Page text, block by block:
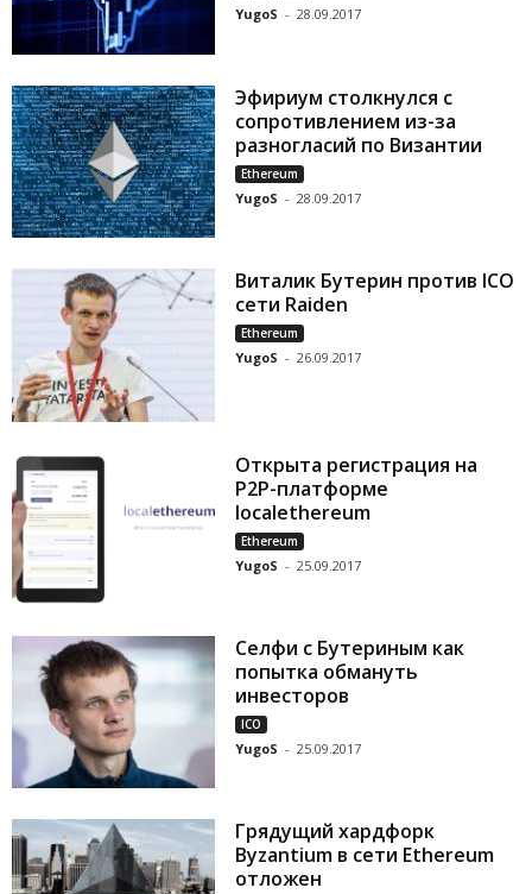
YugoS - 28.09.2017
Эфириум столкнулся с
сопротивлением из-за
разногласий по Византии
Ethereum
YugoS - 28.09.2017
Виталик Бутерин против ICO
сети Raiden
Ethereum
YugoS - 26.09.2017
Открыта регистрация на
P2P-платформе
localethereum
Ethereum
YugoS - 25.09.2017
Селфи с Бутериным как
попытка обмануть
инвесторов
ICO
YugoS - 25.09.2017
Грядущий хардфорк
Byzantium в сети Ethereum
отложен